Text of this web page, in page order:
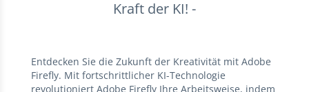
Kraft der KI! -
Entdecken Sie die Zukunft der Kreativität mit Adobe
Firefly. Mit fortschrittlicher KI-Technologie
revolutioniert Adobe Firefly Ihre Arbeitsweise, indem